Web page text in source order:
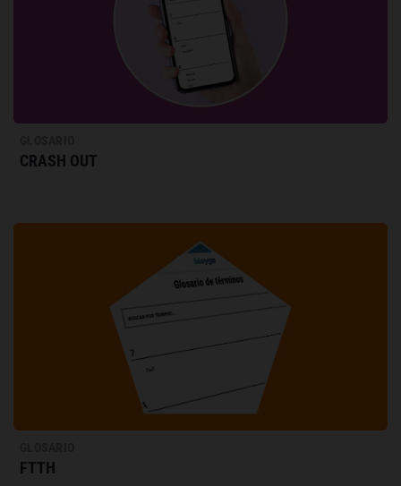
CRASH OUT
FTTH